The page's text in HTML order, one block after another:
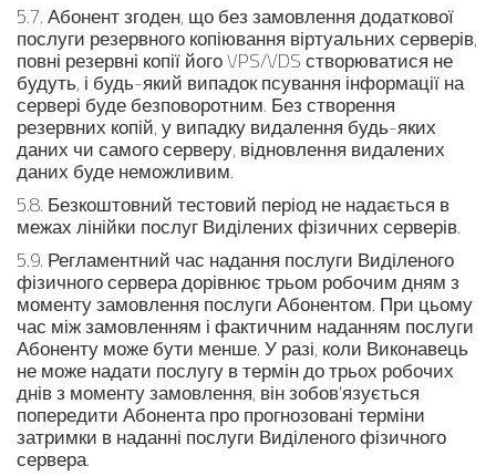
5.7. Абонент згоден, що без замовлення додаткової
послуги резервного копіювання віртуальних серверів,
повні резервні копії його VPS/VDS створюватися не
будуть, і будь-який випадок псування інформації на
сервері буде безповоротним. Без створення
резервних копій, у випадку видалення будь-яких
даних чи самого серверу, відновлення видалених
даних буде неможливим.
5.8. Безкоштовний тестовий період не надається в
межах лінійки послуг Виділених фізичних серверів.
5.9. Регламентний час надання послуги Виділеного
фізичного сервера дорівнює трьом робочим дням з
моменту замовлення послуги Абонентом. При цьому
час між замовленням і фактичним наданням послуги
Абоненту може бути менше. У разі, коли Виконавець
не може надати послугу в термін до трьох робочих
днів з моменту замовлення, він зобов'язується
попередити Абонента про прогнозовані терміни
затримки в наданні послуги Виділеного фізичного
сервера.